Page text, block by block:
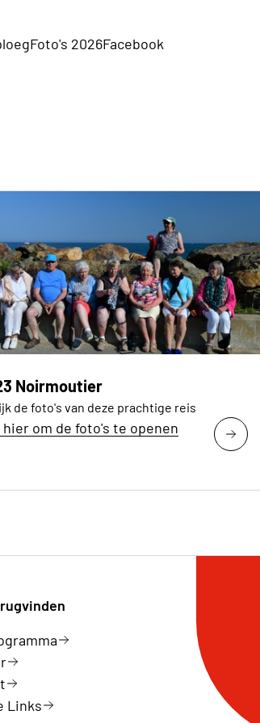
Foto's 2026Facebook
Noirmoutier
de foto's van deze prachtige reis
hier om de foto's te openen
Links